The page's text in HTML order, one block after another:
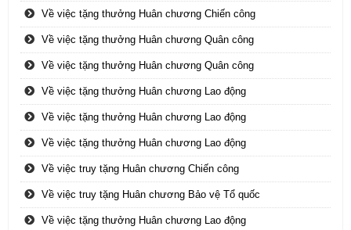
Về việc tặng thưởng Huân chương Chiến công
Về việc tặng thưởng Huân chương Quân công
Về việc tặng thưởng Huân chương Quân công
Về việc tặng thưởng Huân chương Lao động
Về việc tặng thưởng Huân chương Lao động
Về việc tặng thưởng Huân chương Lao động
Về việc truy tặng Huân chương Chiến công
Về việc truy tặng Huân chương Bảo vệ Tổ quốc
Về việc tặng thưởng Huân chương Lao động